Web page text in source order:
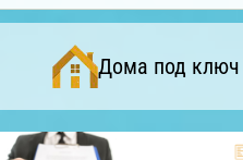
Дома под ключ